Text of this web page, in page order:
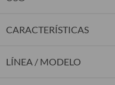
CARACTERÍSTICAS
LÍNEA / MODELO